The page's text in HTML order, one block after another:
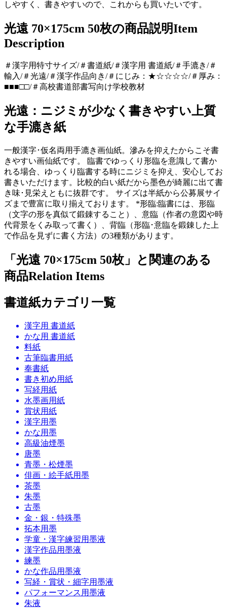
しやすく、書きやすいので、これからも買いたいです。
光遠 70×175cm 50枚の商品説明Item
Description
＃漢字用特寸サイズ/＃書道紙/＃漢字用 書道紙/＃手漉き/＃
輸入/＃光遠/＃漢字作品向き/＃にじみ：★☆☆☆☆/＃厚み：
■■■□□/＃高校書道部書写向け学校教材
光遠：ニジミが少なく書きやすい上質
な手漉き紙
一般漢字･仮名両用手漉き画仙紙。滲みを抑えたからこそ書
きやすい画仙紙です。 臨書でゆっくり形臨を意識して書か
れる場合、ゆっくり臨書する時にニジミを抑え、安心してお
書きいただけます。比較的白い紙だから墨色が綺麗に出て書
き味･見栄えともに抜群です。 サイズは半紙から公募展サイ
ズまで豊富に取り揃えております。 *形臨:臨書には、形臨
（文字の形を真似て鍛錬すること）、意臨（作者の意図や時
代背景をくみ取って書く）、背臨（形臨･意臨を鍛錬した上
で作品を見ずに書く方法）の3種類があります。
「光遠 70×175cm 50枚」と関連のある
商品Relation Items
書道紙カテゴリ一覧
漢字用 書道紙
かな用 書道紙
料紙
古筆臨書用紙
奉書紙
書き初め用紙
写経用紙
水墨画用紙
賞状用紙
漢字用墨
かな用墨
高級油煙墨
唐墨
青墨・松煙墨
俳画・絵手紙用墨
茶墨
朱墨
古墨
金・銀・特殊墨
拓本用墨
学童・漢字練習用墨液
漢字作品用墨液
練墨
かな作品用墨液
写経・賞状・細字用墨液
パフォーマンス用墨液
朱液